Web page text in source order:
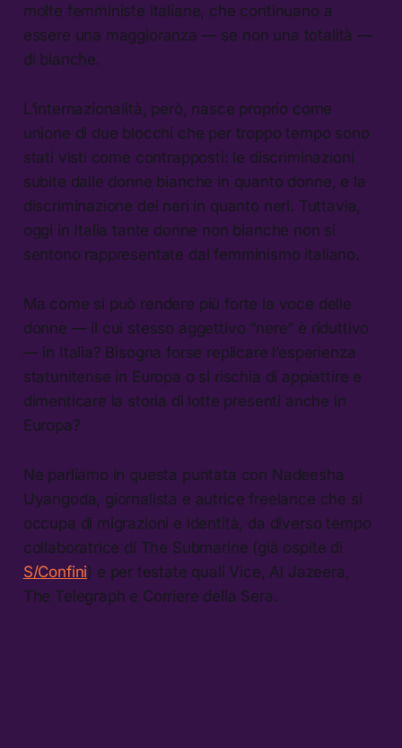
molte femministe italiane, che continuano a
essere una maggioranza — se non una totalità —
di bianche.
L’internazionalità, però, nasce proprio come
unione di due blocchi che per troppo tempo sono
stati visti come contrapposti: le discriminazioni
subite dalle donne bianche in quanto donne, e la
discriminazione dei neri in quanto neri. Tuttavia,
oggi in Italia tante donne non bianche non si
sentono rappresentate dal femminismo italiano.
Ma come si può rendere più forte la voce delle
donne — il cui stesso aggettivo “nere” è riduttivo
— in Italia? Bisogna forse replicare l’esperienza
statunitense in Europa o si rischia di appiattire e
dimenticare la storia di lotte presenti anche in
Europa?
Ne parliamo in questa puntata con Nadeesha
Uyangoda, giornalista e autrice freelance che si
occupa di migrazioni e identità, da diverso tempo
collaboratrice di The Submarine (già ospite di
S/Confini) e per testate quali Vice, Al Jazeera,
The Telegraph e Corriere della Sera.